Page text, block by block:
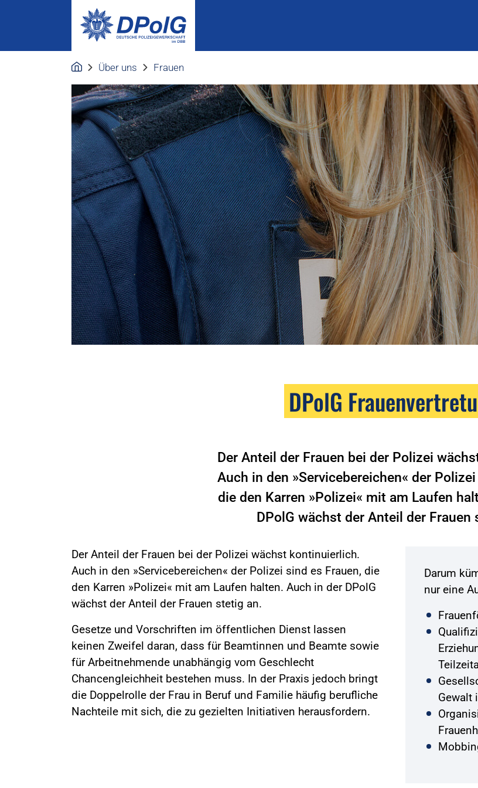
Über uns Frauen
DPolG
Der Anteil der Frauen bei der Polizei
Auch in den »Servicebereichen« der
die den Karren »Polizei« mit am Laufen
DPolG wächst der Anteil der Frauen
Der Anteil der Frauen bei der Polizei wächst kontinuierlich.
Auch in den »Servicebereichen« der Polizei sind es Frauen, die
den Karren »Polizei« mit am Laufen halten. Auch in der DPolG
wächst der Anteil der Frauen stetig an.
Gesetze und Vorschriften im öffentlichen Dienst lassen
keinen Zweifel daran, dass für Beamtinnen und Beamte sowie
für Arbeitnehmende unabhängig vom Geschlecht
Chancengleichheit bestehen muss. In der Praxis jedoch bringt
die Doppelrolle der Frau in Beruf und Familie häufig berufliche
Nachteile mit sich, die zu gezielten Initiativen herausfordern.
Darum
nur eine
Gewalt